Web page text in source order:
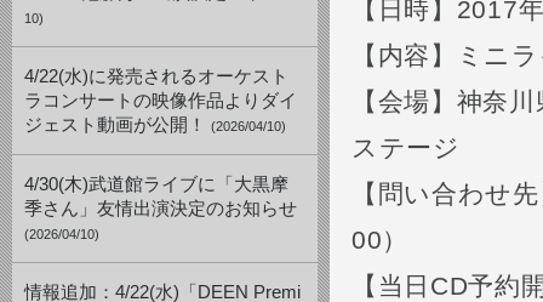
10)
4/22(水)に発売されるオーケスト
ラコンサートの映像作品よりダイ
ジェスト動画が公開！
(2026/04/10)
4/30(木)武道館ライブに「大黒摩
季さん」友情出演決定のお知らせ
(2026/04/10)
情報追加：4/22(水)「DEEN Premi
【日時】2017
【内容】ミニ
【会場】神奈
ステージ
【問い合わせ
00）
【当日CD予約